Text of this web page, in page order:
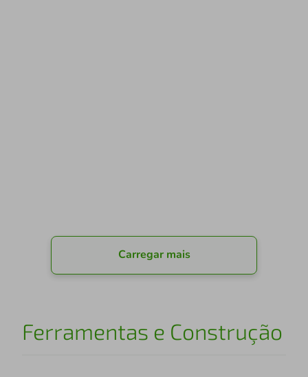
Carregar mais
Ferramentas e Construção